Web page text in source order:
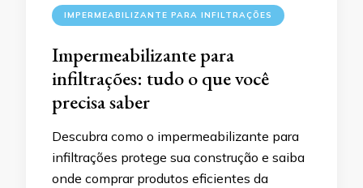
IMPERMEABILIZANTE PARA INFILTRAÇÕES
Impermeabilizante para
infiltrações: tudo o que você
precisa saber
Descubra como o impermeabilizante para
infiltrações protege sua construção e saiba
onde comprar produtos eficientes da